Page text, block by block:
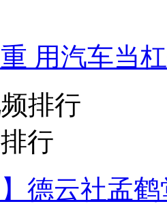
用汽车当
排行
行
】德云社孟